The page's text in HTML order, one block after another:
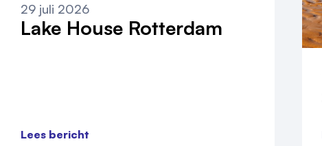
29 juli 2026
Lake House Rotterdam
Lees bericht